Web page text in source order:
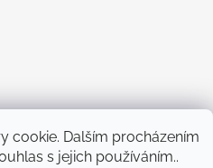
cookie. Dalším procházením
s jejich používáním..